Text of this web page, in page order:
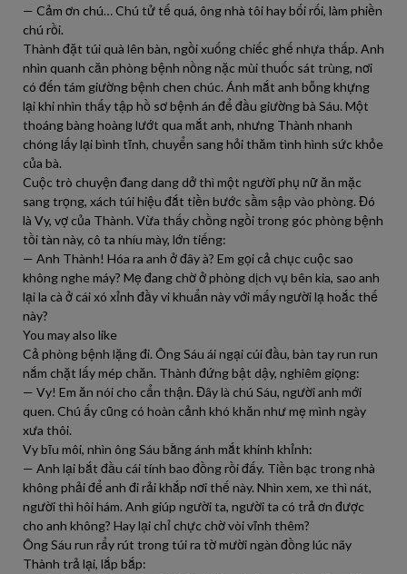
— Cảm ơn chú… Chú tử tế quá, ông nhà tôi hay bối rối, làm phiền
chú rồi.
Thành đặt túi quà lên bàn, ngồi xuống chiếc ghế nhựa thấp. Anh
nhìn quanh căn phòng bệnh nồng nặc mùi thuốc sát trùng, nơi
có đến tám giường bệnh chen chúc. Ánh mắt anh bỗng khựng
lại khi nhìn thấy tập hồ sơ bệnh án để đầu giường bà Sáu. Một
thoáng bàng hoàng lướt qua mắt anh, nhưng Thành nhanh
chóng lấy lại bình tĩnh, chuyển sang hỏi thăm tình hình sức khỏe
của bà.
Cuộc trò chuyện đang dang dở thì một người phụ nữ ăn mặc
sang trọng, xách túi hiệu đắt tiền bước sầm sập vào phòng. Đó
là Vy, vợ của Thành. Vừa thấy chồng ngồi trong góc phòng bệnh
tồi tàn này, cô ta nhíu mày, lớn tiếng:
— Anh Thành! Hóa ra anh ở đây à? Em gọi cả chục cuộc sao
không nghe máy? Mẹ đang chờ ở phòng dịch vụ bên kia, sao anh
lại la cà ở cái xó xỉnh đầy vi khuẩn này với mấy người lạ hoắc thế
này?
You may also like
Cả phòng bệnh lặng đi. Ông Sáu ái ngại cúi đầu, bàn tay run run
nắm chặt lấy mép chăn. Thành đứng bật dậy, nghiêm giọng:
— Vy! Em ăn nói cho cẩn thận. Đây là chú Sáu, người anh mới
quen. Chú ấy cũng có hoàn cảnh khó khăn như mẹ mình ngày
xưa thôi.
Vy bĩu môi, nhìn ông Sáu bằng ánh mắt khinh khỉnh:
— Anh lại bắt đầu cái tính bao đồng rồi đấy. Tiền bạc trong nhà
không phải để anh đi rải khắp nơi thế này. Nhìn xem, xe thì nát,
người thì hôi hám. Anh giúp người ta, người ta có trả ơn được
cho anh không? Hay lại chỉ chực chờ vòi vĩnh thêm?
Ông Sáu run rẩy rút trong túi ra tờ mười ngàn đồng lúc nãy
Thành trả lại, lắp bắp: